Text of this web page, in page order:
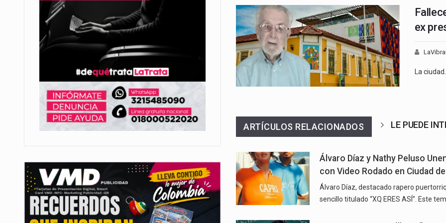
ex
La
ARTÍCULOS RELACIONADOS LE PUEDE
Álvaro Díaz y Nathy Peluso
con Video Rodado en Ciudad
Álvaro Díaz, destacado rapero
sencillo titulado “XQ ERES ASÍ”. Este